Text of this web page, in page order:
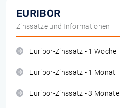
EURIBOR
Zinssätze und Informationen
Euribor-Zinssatz - 1 Woche
Euribor-Zinssatz - 1 Monat
Euribor-Zinssatz - 3 Monate